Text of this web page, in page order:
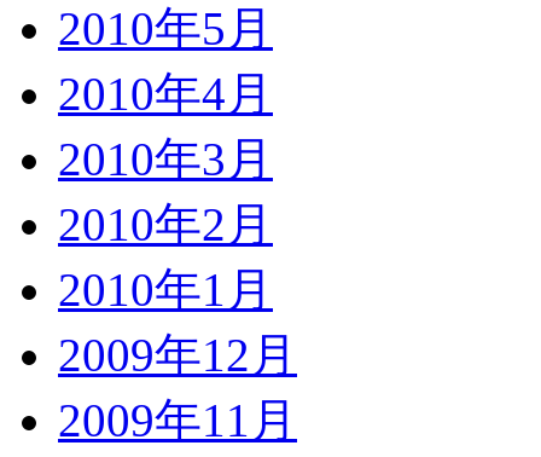
2010年5月
2010年4月
2010年3月
2010年2月
2010年1月
2009年12月
2009年11月